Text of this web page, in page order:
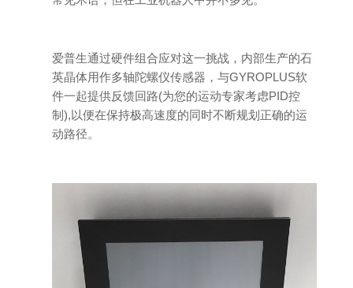
爱普生通过硬件组合应对这一挑战，内部生产的石
英晶体用作多轴陀螺仪传感器，与GYROPLUS软
件一起提供反馈回路(为您的运动专家考虑PID控
制),以便在保持极高速度的同时不断规划正确的运
动路径。